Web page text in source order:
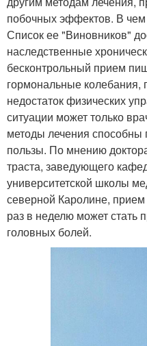
побочных эффектов. В
Список ее "Виновников"
наследственные
бесконтрольный прием
гормональные
недостаток физических
ситуации может только
методы лечения
пользы. По мнению
траста, заведующего
университетской школы
северной Каролине,
раз в неделю может стать
головных болей.